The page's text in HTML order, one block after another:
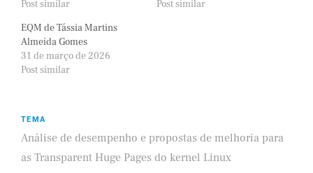
Post similar
Post similar
EQM de Tássia Martins
Almeida Gomes
31 de março de 2026
Post similar
TEMA
Análise de desempenho e propostas de melhoria para
as Transparent Huge Pages do kernel Linux